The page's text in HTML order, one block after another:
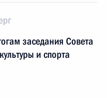
заседания Совета
и спорта